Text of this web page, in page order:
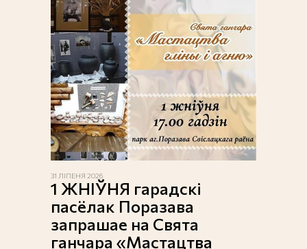
31 ЛІПЕНЯ 2026
1 ЖНІЎНЯ гарадскі
пасёлак Поразава
запрашае на Свята
ганчара «Мастацтва